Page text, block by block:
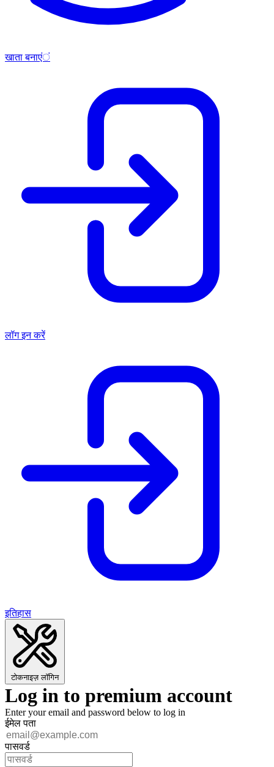
खाता बनाएं
लॉग इन करें
इतिहास
टोकनाइज़ लॉगिन
Log in to premium account
Enter your email and password below to log in
ईमेल पता
पासवर्ड